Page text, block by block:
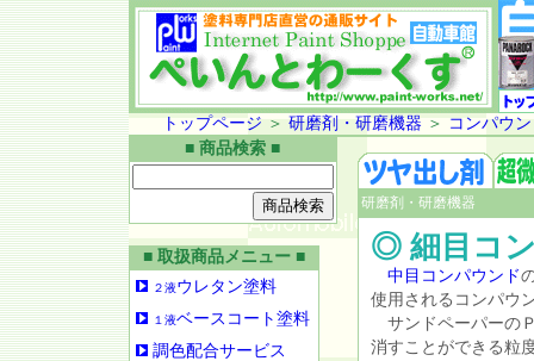
トップページ ＞ 研磨剤・研磨機器 ＞ コンパウ
■ 商品検索 ■
■ 取扱商品メニュー ■
２液ウレタン塗料
１液ベースコート塗料
調色配合サービス
研磨剤・研磨機器
◎ 細目コ
中目コンパウンド
使用されるコンパウ
サンドペーパーの
消すことができる粒